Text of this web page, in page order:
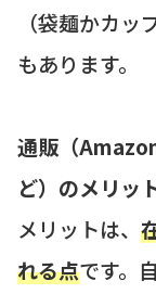
（袋麺かカ
もあります。
通販（
ど）のメリッ
メリットは、
れる点です。